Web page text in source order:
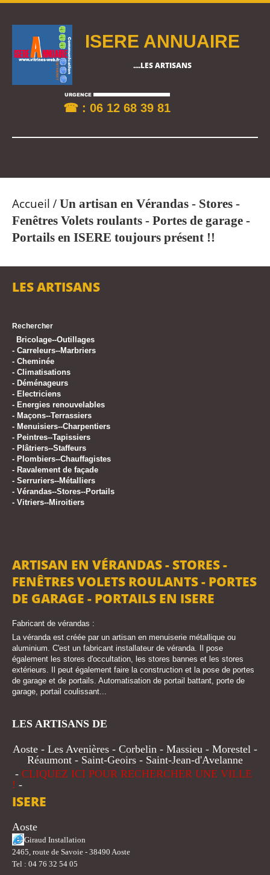
ISERE ANNUAIRE
....LES ARTISANS
☎ : 06 12 68 39 81
Accueil / Un artisan en Vérandas - Stores -
Fenêtres Volets roulants - Portes de garage -
Portails en ISERE toujours présent !!
LES ARTISANS
Rechercher
Bricolage--Outillages
- Carreleurs--Marbriers
- Cheminée
- Climatisations
- Déménageurs
- Electriciens
- Energies renouvelables
- Maçons--Terrassiers
- Menuisiers--Charpentiers
- Peintres--Tapissiers
- Plâtriers--Staffeurs
- Plombiers--Chauffagistes
- Ravalement de façade
- Serruriers--Métalliers
- Vérandas--Stores--Portails
- Vitriers--Miroitiers
ARTISAN EN VÉRANDAS - STORES -
FENÊTRES VOLETS ROULANTS - PORTES
DE GARAGE - PORTAILS EN ISERE
Fabricant de vérandas :
La véranda est créée par un artisan en menuiserie métallique ou
aluminium. C'est un fabricant installateur de véranda. Il pose
également les stores d'occultation, les stores bannes et les stores
extérieurs. Il peut également faire la construction et la pose de portes
de garage et de portails. Automatisation de portail battant, porte de
garage, portail coulissant...
LES ARTISANS DE
Aoste - Les Avenières - Corbelin - Massieu - Morestel -
Réaumont - Saint-Geoirs - Saint-Jean-d'Avelanne
- CLIQUEZ ICI POUR RECHERCHER UNE VILLE
! -
ISERE
Aoste
Giraud Installation
2465, route de Savoie - 38490 Aoste
Tel : 04 76 32 54 05